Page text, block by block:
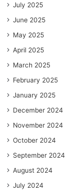
July 2025
June 2025
May 2025
April 2025
March 2025
February 2025
January 2025
December 2024
November 2024
October 2024
September 2024
August 2024
July 2024